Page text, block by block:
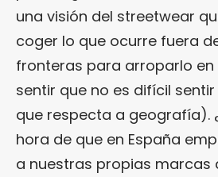
una visión del streetwear
coger lo que ocurre fuera
fronteras para arroparlo en
sentir que no es difícil
que respecta a geografía).
hora de que en España
a nuestras propias marcas